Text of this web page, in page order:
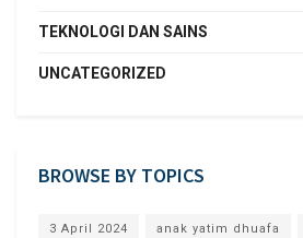
TEKNOLOGI DAN SAINS
UNCATEGORIZED
BROWSE BY TOPICS
3 April 2024 anak yatim dhuafa